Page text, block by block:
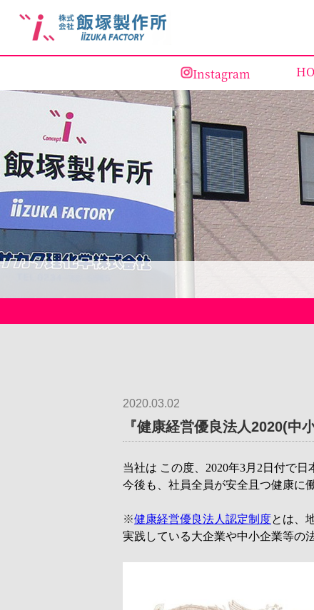
Instagram
2020.03.02
『健康経営優良法人2020(中
当社は この度、 2020年3月2日付で
今後も、社員全員が安全且つ健康に
※健康経営優良法人認定制度とは、
実践している大企業や中小企業等の